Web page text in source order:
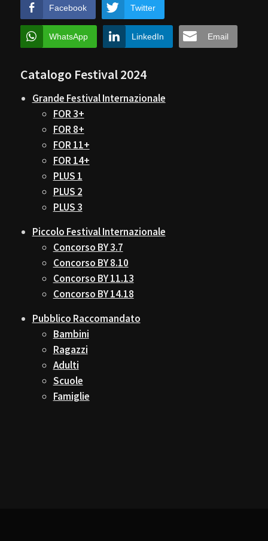
Facebook Twitter
WhatsApp LinkedIn Email
Catalogo Festival 2024
Grande Festival Internazionale
FOR 3+
FOR 8+
FOR 11+
FOR 14+
PLUS 1
PLUS 2
PLUS 3
Piccolo Festival Internazionale
Concorso BY 3.7
Concorso BY 8.10
Concorso BY 11.13
Concorso BY 14.18
Pubblico Raccomandato
Bambini
Ragazzi
Adulti
Scuole
Famiglie